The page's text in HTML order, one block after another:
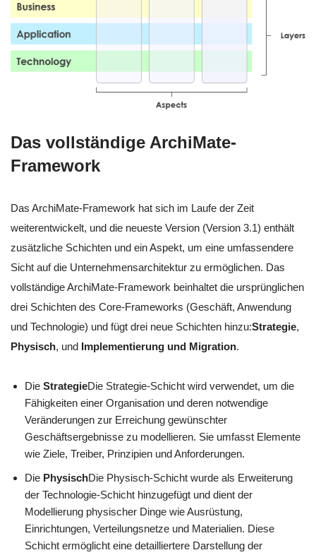
Das vollständige ArchiMate-
Framework
Das ArchiMate-Framework hat sich im Laufe der Zeit
weiterentwickelt, und die neueste Version (Version 3.1) enthält
zusätzliche Schichten und ein Aspekt, um eine umfassendere
Sicht auf die Unternehmensarchitektur zu ermöglichen. Das
vollständige ArchiMate-Framework beinhaltet die ursprünglichen
drei Schichten des Core-Frameworks (Geschäft, Anwendung
und Technologie) und fügt drei neue Schichten hinzu:Strategie,
Physisch, und Implementierung und Migration.
Die StrategieDie Strategie-Schicht wird verwendet, um die
Fähigkeiten einer Organisation und deren notwendige
Veränderungen zur Erreichung gewünschter
Geschäftsergebnisse zu modellieren. Sie umfasst Elemente
wie Ziele, Treiber, Prinzipien und Anforderungen.
Die PhysischDie Physisch-Schicht wurde als Erweiterung
der Technologie-Schicht hinzugefügt und dient der
Modellierung physischer Dinge wie Ausrüstung,
Einrichtungen, Verteilungsnetze und Materialien. Diese
Schicht ermöglicht eine detailliertere Darstellung der